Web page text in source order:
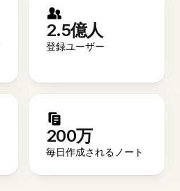
2.5億人
登録ユーザー
200万
毎日作成されるノート